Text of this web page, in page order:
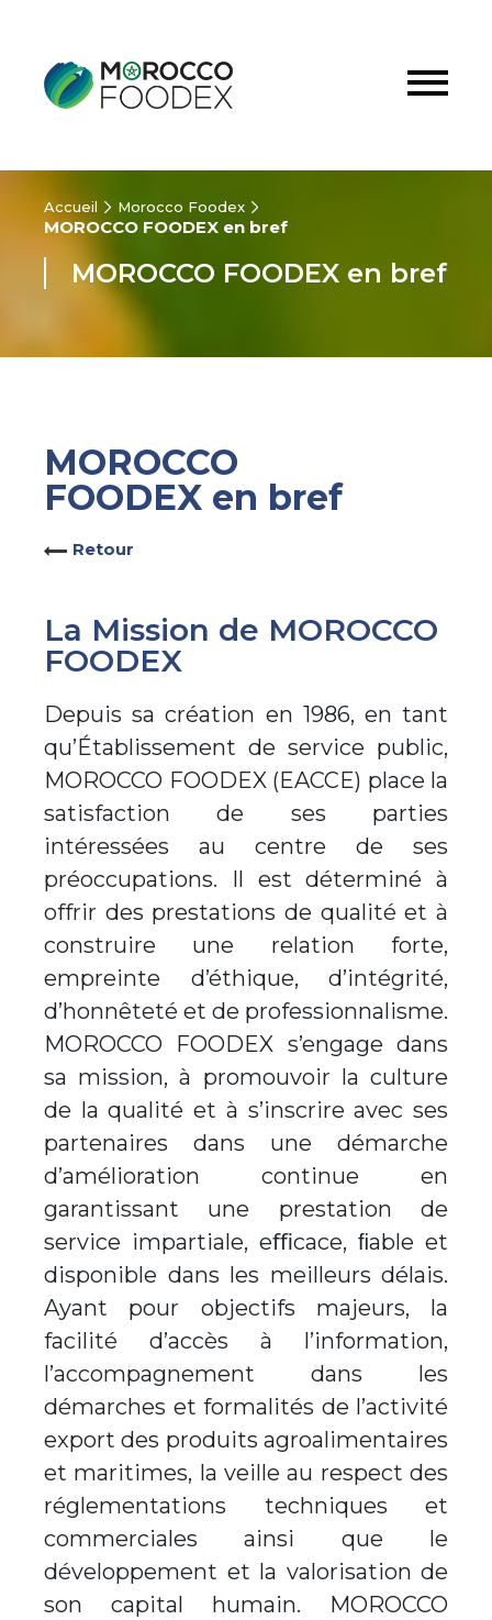
Accueil Morocco Foodex
MOROCCO FOODEX en bref
MOROCCO FOODEX en bref
MOROCCO
FOODEX en bref
Retour
La Mission de MOROCCO
FOODEX
Depuis sa création en 1986, en tant
qu’Établissement de service public,
MOROCCO FOODEX (EACCE) place la
satisfaction de ses parties
intéressées au centre de ses
préoccupations. Il est déterminé à
offrir des prestations de qualité et à
construire une relation forte,
empreinte d’éthique, d’intégrité,
d’honnêteté et de professionnalisme.
MOROCCO FOODEX s’engage dans
sa mission, à promouvoir la culture
de la qualité et à s’inscrire avec ses
partenaires dans une démarche
d’amélioration continue en
garantissant une prestation de
service impartiale, eﬃcace, ﬁable et
disponible dans les meilleurs délais.
Ayant pour objectifs majeurs, la
facilité d’accès à l’information,
l’accompagnement dans les
démarches et formalités de l’activité
export des produits agroalimentaires
et maritimes, la veille au respect des
réglementations techniques et
commerciales ainsi que le
développement et la valorisation de
son capital humain. MOROCCO